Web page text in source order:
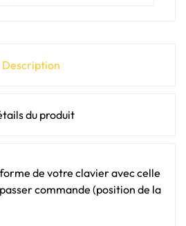
Description
du produit
de votre clavier avec celle
commande (position de la